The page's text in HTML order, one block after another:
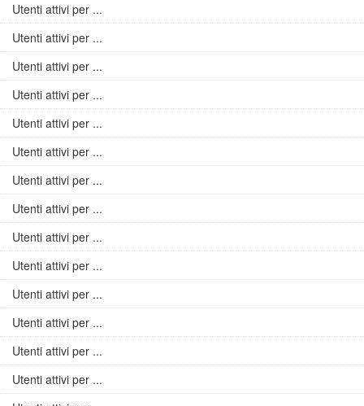
Utenti attivi per ...
Utenti attivi per ...
Utenti attivi per ...
Utenti attivi per ...
Utenti attivi per ...
Utenti attivi per ...
Utenti attivi per ...
Utenti attivi per ...
Utenti attivi per ...
Utenti attivi per ...
Utenti attivi per ...
Utenti attivi per ...
Utenti attivi per ...
Utenti attivi per ...